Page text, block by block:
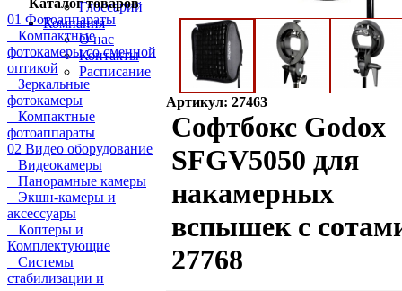
Глоссарий
Компания
О нас
Контакты
Расписание
Каталог товаров
01 Фотоаппараты
Компактные
фотокамеры со сменной
оптикой
Зеркальные
фотокамеры
Компактные
фотоаппараты
02 Видео оборудование
Видеокамеры
Панорамные камеры
Экшн-камеры и
аксессуары
Коптеры и
Комплектующие
Системы
стабилизации и
Артикул: 27463
Софтбокс Godox
SFGV5050 для
накамерных
вспышек с
27768